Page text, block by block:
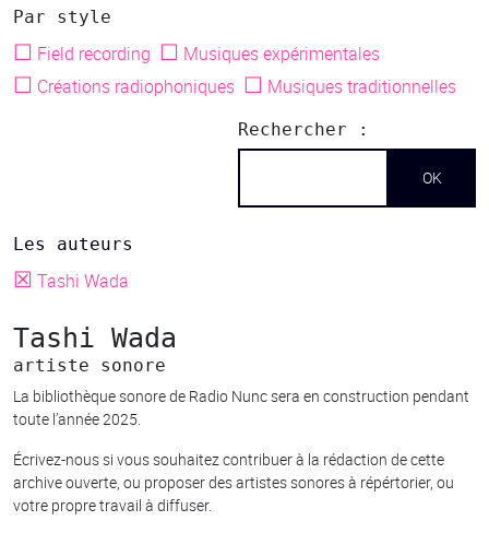
Par style
☐ Field recording ☐ Musiques expérimentales
☐ Créations radiophoniques ☐ Musiques traditionnelles
Rechercher :
Les auteurs
☒ Tashi Wada
Tashi Wada
artiste sonore
La bibliothèque sonore de Radio Nunc sera en construction pendant
toute l’année 2025.
Écrivez-nous si vous souhaitez contribuer à la rédaction de cette
archive ouverte, ou proposer des artistes sonores à répértorier, ou
votre propre travail à diffuser.